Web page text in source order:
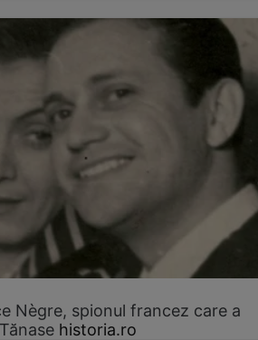
Nègre, spionul francez care a
historia.ro